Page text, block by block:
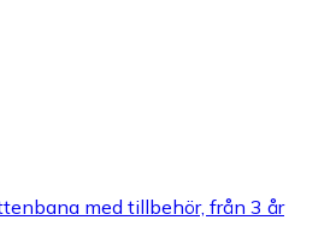
med tillbehör, från 3 år